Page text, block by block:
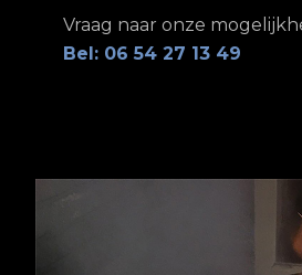
Vraag naar onze
Bel: 06 54 27 13 49